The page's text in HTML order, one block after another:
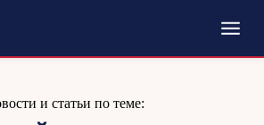
и статьи по теме: